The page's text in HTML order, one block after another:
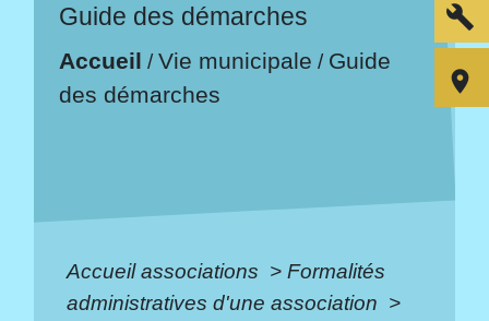
Guide des démarches
Accueil /Vie municipale / Guide
des démarches
Accueil associations > Formalités
administratives d'une association >
build
room